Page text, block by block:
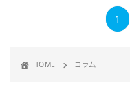
1
HOME コラム